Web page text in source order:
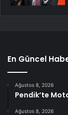
En Güncel
Ağustos 8, 2026
Pendik’te
Ağustos 8, 2026